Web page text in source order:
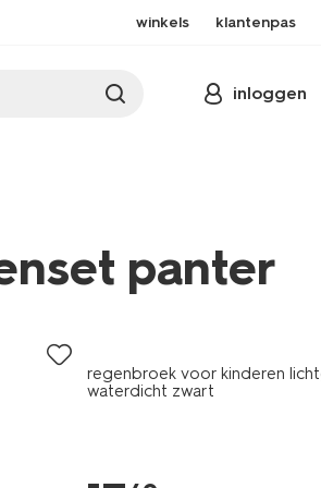
winkels klantenpas
inloggen
panter
regenbroek voor kinderen
waterdicht zwart